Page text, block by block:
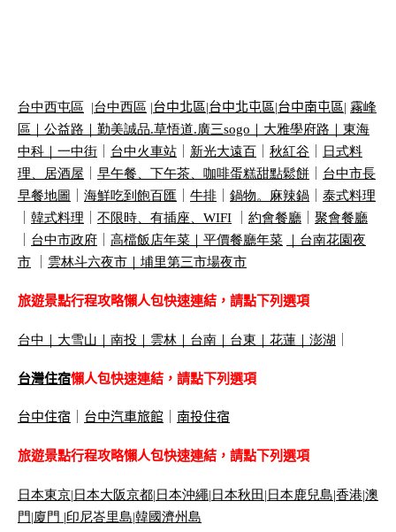
台中西屯區 |台中西區 |台中北區|台中北屯區|台中南屯區| 霧峰
區｜ 公益路｜ 勤美誠品.草悟道.廣三sogo 大雅學府路｜ 東海
中科｜ 一中街 台中火車站 新光大遠百 秋紅谷
日式料
理、居酒屋
早午餐、下午茶、咖啡蛋糕甜點鬆餅
台中市長
早餐地圖
海鮮吃到飽百匯 牛排 鍋物。麻辣鍋
泰式料理
韓式料理 不限時、有插座、 WIFI 約會餐廳
聚會餐廳
台中市政府 高檔飯店年菜｜ 平價餐廳年菜
台南花園夜
市
雲林斗六夜市｜ 埔里第三市場夜市
旅遊景點行程攻略懶人包快速連結，請點下列選項
台中 大雪山 南投 雲林 台南 台東 花蓮 澎湖
台灣住宿懶人包快速連結，請點下列選項
台中住宿 台中汽車旅館 南投住宿
旅遊景點行程攻略懶人包快速連結，請點下列選項
日本東京| 日本大阪京都| 日本沖繩| 日本秋田 | 日本鹿兒島|香港|澳
門|廈門 |印尼峇里島|韓國濟州島